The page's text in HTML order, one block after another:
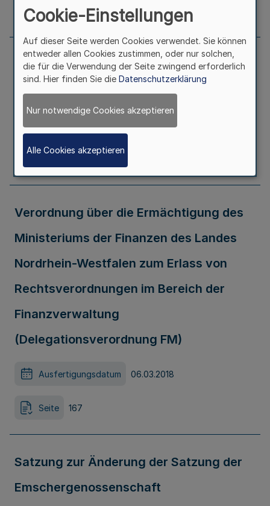
Seite 148
Siebte Verordnung zur Änderung der
Ersatzschulfinanzierungsverordnung
Verordnung über die Ermächtigung des
Ministeriums der Finanzen des Landes
Nordrhein-Westfalen zum Erlass von
Rechtsverordnungen im Bereich der
Finanzverwaltung
(Delegationsverordnung FM)
Ausfertigungsdatum 06.03.2018
Seite 167
Satzung zur Änderung der Satzung der
Emschergenossenschaft
Cookie-Einstellungen
Auf dieser Seite werden Cookies verwendet. Sie können
entweder allen Cookies zustimmen, oder nur solchen,
die für die Verwendung der Seite zwingend erforderlich
sind. Hier finden Sie die Datenschutzerklärung
Nur notwendige Cookies akzeptieren
Alle Cookies akzeptieren